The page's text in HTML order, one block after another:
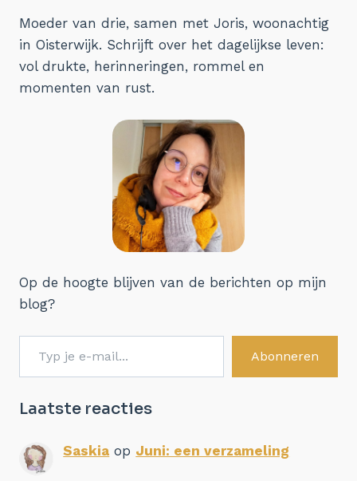
LEEUWEN
Moeder van drie, samen met Joris, woonachtig
in Oisterwijk. Schrijft over het dagelijkse leven:
vol drukte, herinneringen, rommel en
momenten van rust.
Op de hoogte blijven van de berichten op mijn
blog?
Typ je e-mail...
Abonneren
Laatste reacties
Saskia op Juni: een verzameling